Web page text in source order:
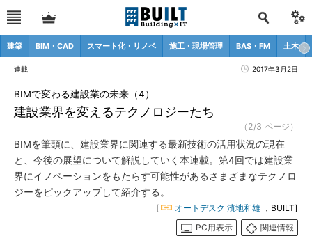
建築 BIM・CAD スマート化・リノベ 施工・現場管理 BAS・FM 土木
連載 2017年3月2日
建設業界を変えるテクノロジーたち
BIMで変わる建設業の未来（4）
（2/3 ページ）
BIMを筆頭に、建設業界に関連する最新技術の活用状況の現在
と、今後の展望について解説していく本連載。第4回では建設業
界にイノベーションをもたらす可能性があるさまざまなテクノロ
ジーをピックアップして紹介する。
[ オートデスク 濱地和雄 ，BUILT]
PC用表示
関連情報